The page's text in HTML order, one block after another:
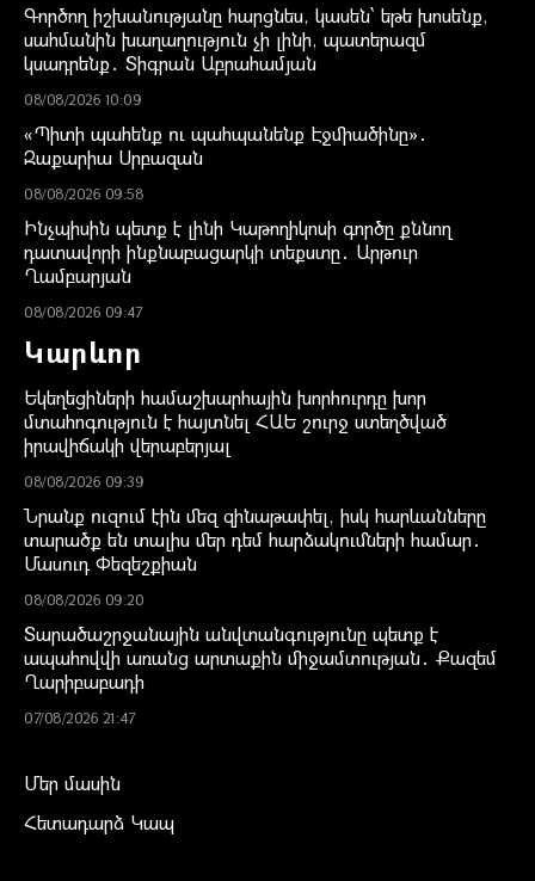
Գործող իշխանությանը հարցնես, կասեն՝ եթե խոսենք,
սահմանին խաղաղություն չի լինի, պատերազմ
կսադրենք․ Տիգրան Աբրահամյան
08/08/2026 10:09
«Պիտի պահենք ու պահպանենք Էջմիածինը»․
Զաքարիա Սրբազան
08/08/2026 09:58
Ինչպիսին պետք է լինի Կաթողիկոսի գործը քննող
դատավորի ինքնաբացարկի տեքստը․ Արթուր
Ղամբարյան
08/08/2026 09:47
Կարևոր
Եկեղեցիների համաշխարհային խորհուրդը խոր
մտահոգություն է հայտնել ՀԱԵ շուրջ ստեղծված
իրավիճակի վերաբերյալ
08/08/2026 09:39
Նրանք ուզում էին մեզ զինաթափել, իսկ հարևանները
տարածք են տալիս մեր դեմ հարձակումների համար․
Մասուդ Փեզեշքիան
08/08/2026 09:20
Տարածաշրջանային անվտանգությունը պետք է
ապահովվի առանց արտաքին միջամտության․ Քազեմ
Ղարիբաբադի
07/08/2026 21:47
Մեր մասին
Հետադարձ Կապ